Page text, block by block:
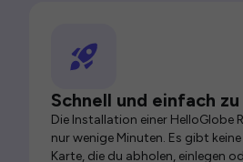
Schnell und einfach
Die Installation einer HelloGlobe
nur wenige Minuten. Es gibt
Karte, die du abholen, einlegen